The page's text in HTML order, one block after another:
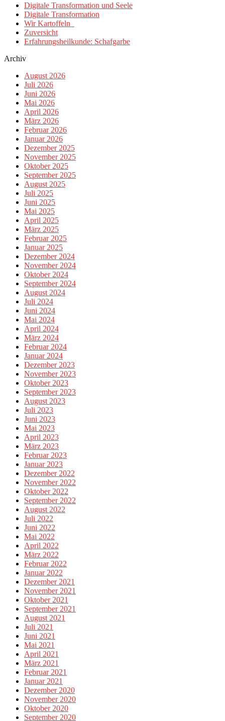
Digitale Transformation und Seele
Digitale Transformation
Wir Kartoffeln
Zuversicht
Erfahrungsheilkunde: Schafgarbe
Archiv
August 2026
Juli 2026
Juni 2026
Mai 2026
April 2026
März 2026
Februar 2026
Januar 2026
Dezember 2025
November 2025
Oktober 2025
September 2025
August 2025
Juli 2025
Juni 2025
Mai 2025
April 2025
März 2025
Februar 2025
Januar 2025
Dezember 2024
November 2024
Oktober 2024
September 2024
August 2024
Juli 2024
Juni 2024
Mai 2024
April 2024
März 2024
Februar 2024
Januar 2024
Dezember 2023
November 2023
Oktober 2023
September 2023
August 2023
Juli 2023
Juni 2023
Mai 2023
April 2023
März 2023
Februar 2023
Januar 2023
Dezember 2022
November 2022
Oktober 2022
September 2022
August 2022
Juli 2022
Juni 2022
Mai 2022
April 2022
März 2022
Februar 2022
Januar 2022
Dezember 2021
November 2021
Oktober 2021
September 2021
August 2021
Juli 2021
Juni 2021
Mai 2021
April 2021
März 2021
Februar 2021
Januar 2021
Dezember 2020
November 2020
Oktober 2020
September 2020